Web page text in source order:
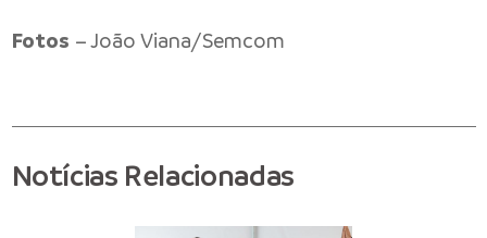
Fotos – João Viana/Semcom
Notícias Relacionadas